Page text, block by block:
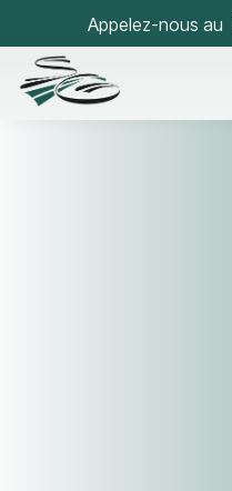
Appelez-nous au